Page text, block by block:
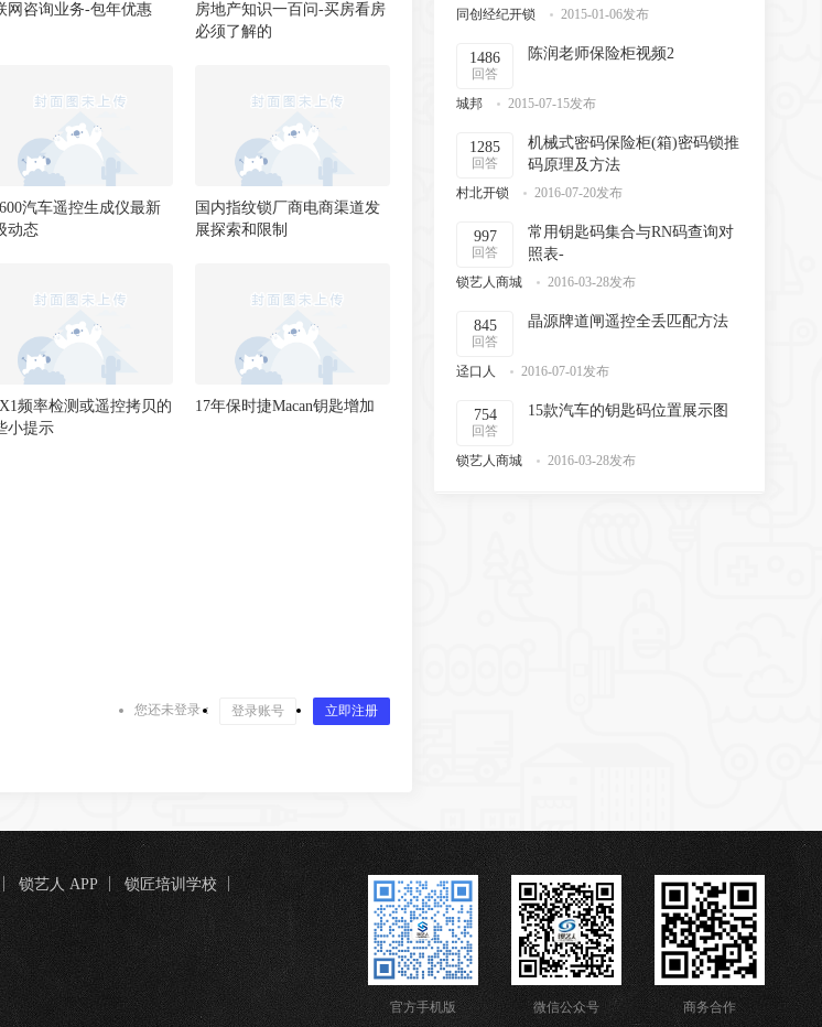
网咨询业务-包年优惠
房地产知识一百问-买房看房
必须了解的
汽车遥控生成仪最新
动态
国内指纹锁厂商电商渠道发
展探索和限制
频率检测或遥控拷贝的
小提示
17年保时捷Macan钥匙增加
您还未登录： 登录账号 立即注册
同创经纪开锁 2015-01-06发布
1486
回答
陈润老师保险柜视频2
城邦 2015-07-15发布
1285
回答
机械式密码保险柜(箱)密码锁推
码原理及方法
村北开锁 2016-07-20发布
997
回答
常用钥匙码集合与RN码查询对
照表-
锁艺人商城 2016-03-28发布
845
回答
晶源牌道闸遥控全丢匹配方法
迳口人 2016-07-01发布
754
回答
15款汽车的钥匙码位置展示图
锁艺人商城 2016-03-28发布
锁艺人 APP
锁匠培训学校
官方手机版 微信公众号 商务合作